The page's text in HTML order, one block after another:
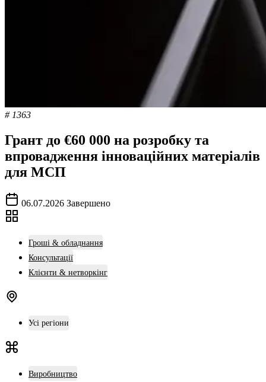
# 1363
Грант до €60 000 на розробку та
впровадження інноваційних матеріалів
для МСП
06.07.2026 Завершено
Гроші & обладнання
Консультації
Клієнти & нетворкінг
Усі регіони
Виробництво